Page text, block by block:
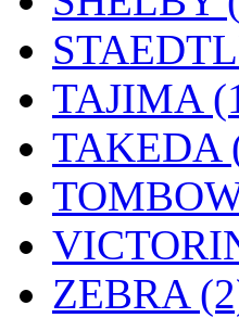
TAJIMA
TAKEDA
ZEBRA